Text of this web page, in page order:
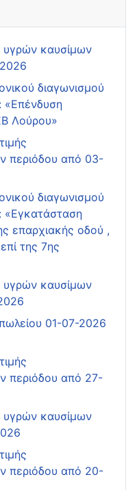
υγρών καυσίμων
διαγωνισμού
«Επένδυση
Λούρου»
περιόδου από 03-
διαγωνισμού
«Εγκατάσταση
επαρχιακής οδού ,
της 7ης
υγρών καυσίμων
01-07-2026
περιόδου από 27-
υγρών καυσίμων
περιόδου από 20-